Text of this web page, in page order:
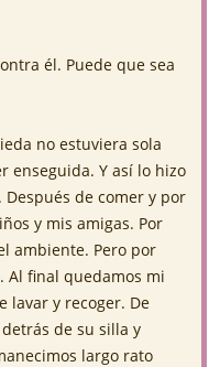
él. Puede que sea
no estuviera sola
enseguida. Y así lo hizo
de comer y por
y mis amigas. Por
ambiente. Pero por
Al final quedamos mi
lavar y recoger. De
de su silla y
largo rato